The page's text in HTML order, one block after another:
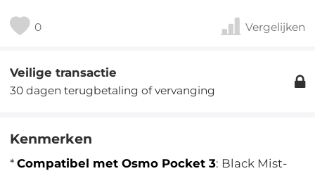
0 Vergelijken
Veilige transactie
30 dagen terugbetaling of vervanging
Kenmerken
*Compatibel met Osmo Pocket 3: Black Mist-